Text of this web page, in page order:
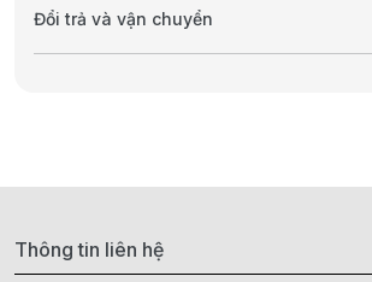
Đổi trả và vận chuyển
Thông tin liên hệ